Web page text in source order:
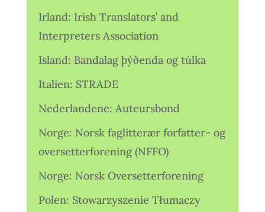
Irland: Irish Translators’ and
Interpreters Association
Island: Bandalag þýðenda og túlka
Italien: STRADE
Nederlandene: Auteursbond
Norge: Norsk faglitterær forfatter- og
oversetterforening (NFFO)
Norge: Norsk Oversetterforening
Polen: Stowarzyszenie Tłumaczy